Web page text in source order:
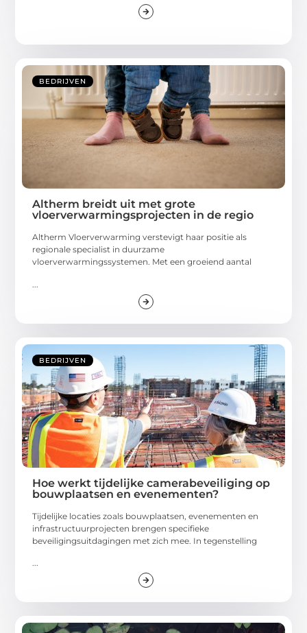
BEDRIJVEN
Altherm breidt uit met grote
vloerverwarmingsprojecten in de regio
Altherm Vloerverwarming verstevigt haar positie als
regionale specialist in duurzame
vloerverwarmingssystemen. Met een groeiend aantal
BEDRIJVEN
Hoe werkt tijdelijke camerabeveiliging op
bouwplaatsen en evenementen?
Tijdelijke locaties zoals bouwplaatsen, evenementen en
infrastructuurprojecten brengen specifieke
beveiligingsuitdagingen met zich mee. In tegenstelling